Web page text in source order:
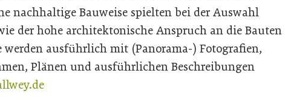
nachhaltige Bauweise spielten bei der Auswahl
der hohe architektonische Anspruch an die Bauten
werden ausführlich mit (Panorama-) Fotografien,
Plänen und ausführlichen Beschreibungen